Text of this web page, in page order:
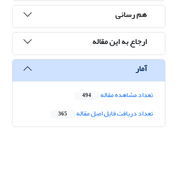
هم رسانی
ارجاع به این مقاله
آمار
تعداد مشاهده مقاله 494
تعداد دریافت فایل اصل مقاله 365